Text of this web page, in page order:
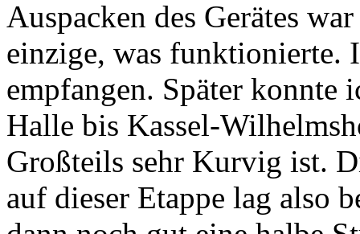
Auspacken des Gerätes
einzige, was funktionierte.
empfangen. Später konnte
Halle bis Kassel-
Großteils sehr Kurvig ist.
auf dieser Etappe lag also